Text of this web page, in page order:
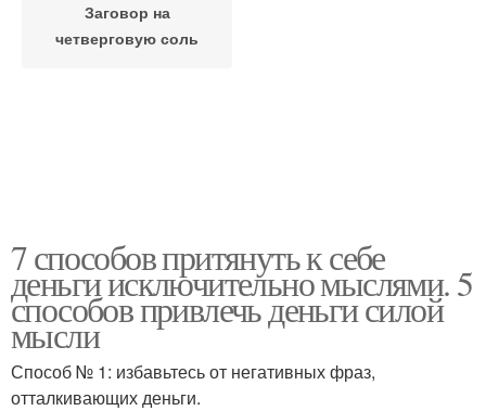
Заговор на
четверговую соль
7 способов притянуть к себе
деньги исключительно мыслями. 5
способов привлечь деньги силой
мысли
Способ № 1: избавьтесь от негативных фраз,
отталкивающих деньги.